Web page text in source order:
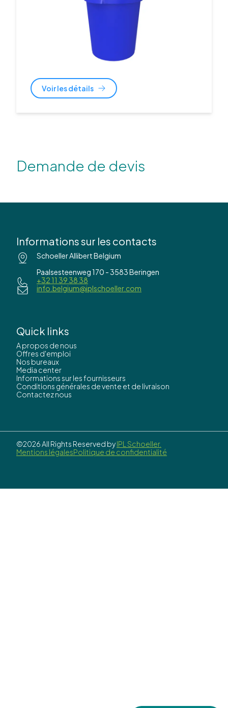
Voir les détails
Demande de devis
Informations sur les contacts
Schoeller Allibert Belgium
Paalsesteenweg 170 - 3583 Beringen
+32 11 39 38 38
info.belgium@iplschoeller.com
Quick links
A propos de nous
Offres d'emploi
Nos bureaux
Media center
Informations sur les fournisseurs
Conditions générales de vente et de livraison
Contactez nous
©2026 All Rights Reserved byIPL Schoeller.
Mentions légalesPolitique de confidentialité